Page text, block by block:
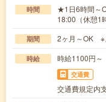
時間
★1日6時間～
18:00（休憩1
期間 2ヶ月～OK ※
時給 時給1100円～
交通費
交通費規定内